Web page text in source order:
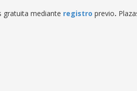
gratuita mediante registro previo.